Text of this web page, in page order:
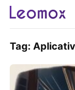
Tag: